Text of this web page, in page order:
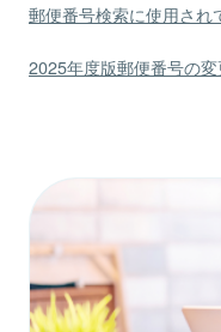
郵便番号検索に使用され
2025年度版郵便番号の